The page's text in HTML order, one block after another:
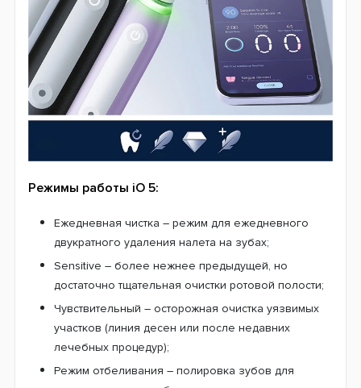
Режимы работы iO 5:
Ежедневная чистка – режим для ежедневного
двукратного удаления налета на зубах;
Sensitive – более нежнее предыдущей, но
достаточно тщательная очистки ротовой полости;
Чувствительный – осторожная очистка уязвимых
участков (линия десен или после недавних
лечебных процедур);
Режим отбеливания – полировка зубов для